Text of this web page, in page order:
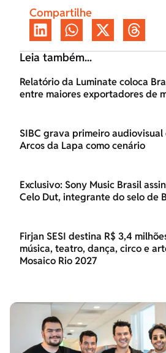
Compartilhe
Leia também...
Relatório da Luminate coloca
entre maiores exportadores de
SIBC grava primeiro
Arcos da Lapa como cenário
Exclusivo: Sony Music Brasil
Celo Dut, integrante do selo de
Firjan SESI destina R$ 3,4
música, teatro, dança, circo e
Mosaico Rio 2027